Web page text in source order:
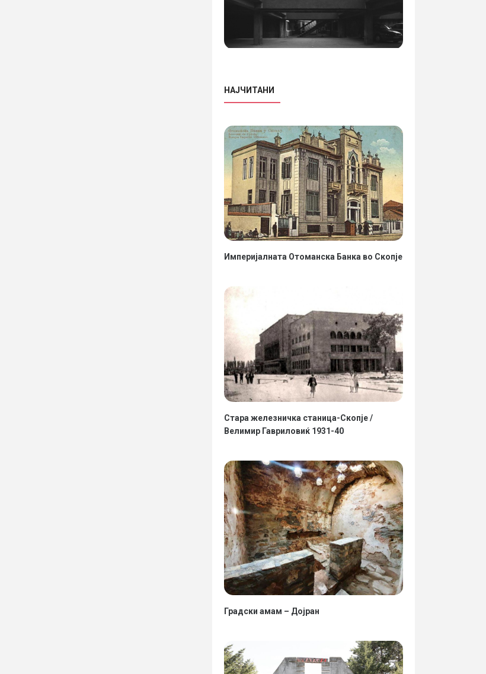
НАЈЧИТАНИ
Империјалната Отоманска Банка во Скопје
Стара железничка станица-Скопје /
Велимир Гавриловиќ 1931-40
Градски амам – Дојран